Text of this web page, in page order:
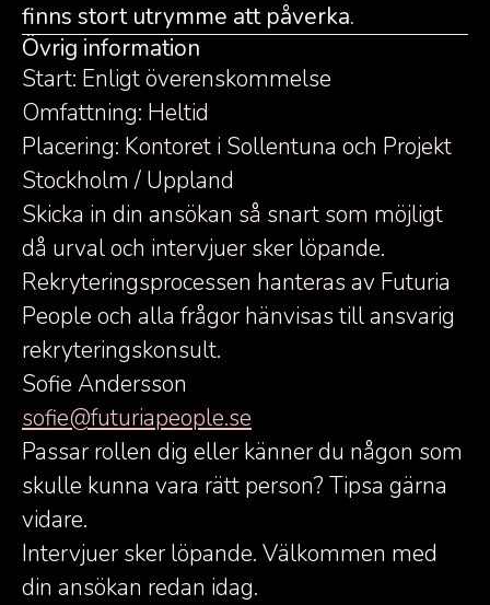
finns stort utrymme att påverka.
Övrig information
Start: Enligt överenskommelse
Omfattning: Heltid
Placering: Kontoret i Sollentuna och Projekt
Stockholm / Uppland
Skicka in din ansökan så snart som möjligt
då urval och intervjuer sker löpande.
Rekryteringsprocessen hanteras av Futuria
People och alla frågor hänvisas till ansvarig
rekryteringskonsult.
Sofie Andersson
sofie@futuriapeople.se
Passar rollen dig eller känner du någon som
skulle kunna vara rätt person? Tipsa gärna
vidare.
Intervjuer sker löpande. Välkommen med
din ansökan redan idag.